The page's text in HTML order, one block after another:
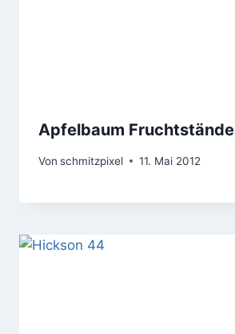
Apfelbaum Fruchtstände
Von schmitzpixel 11. Mai 2012